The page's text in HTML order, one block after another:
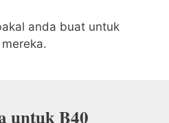
anda buat untuk
untuk B40